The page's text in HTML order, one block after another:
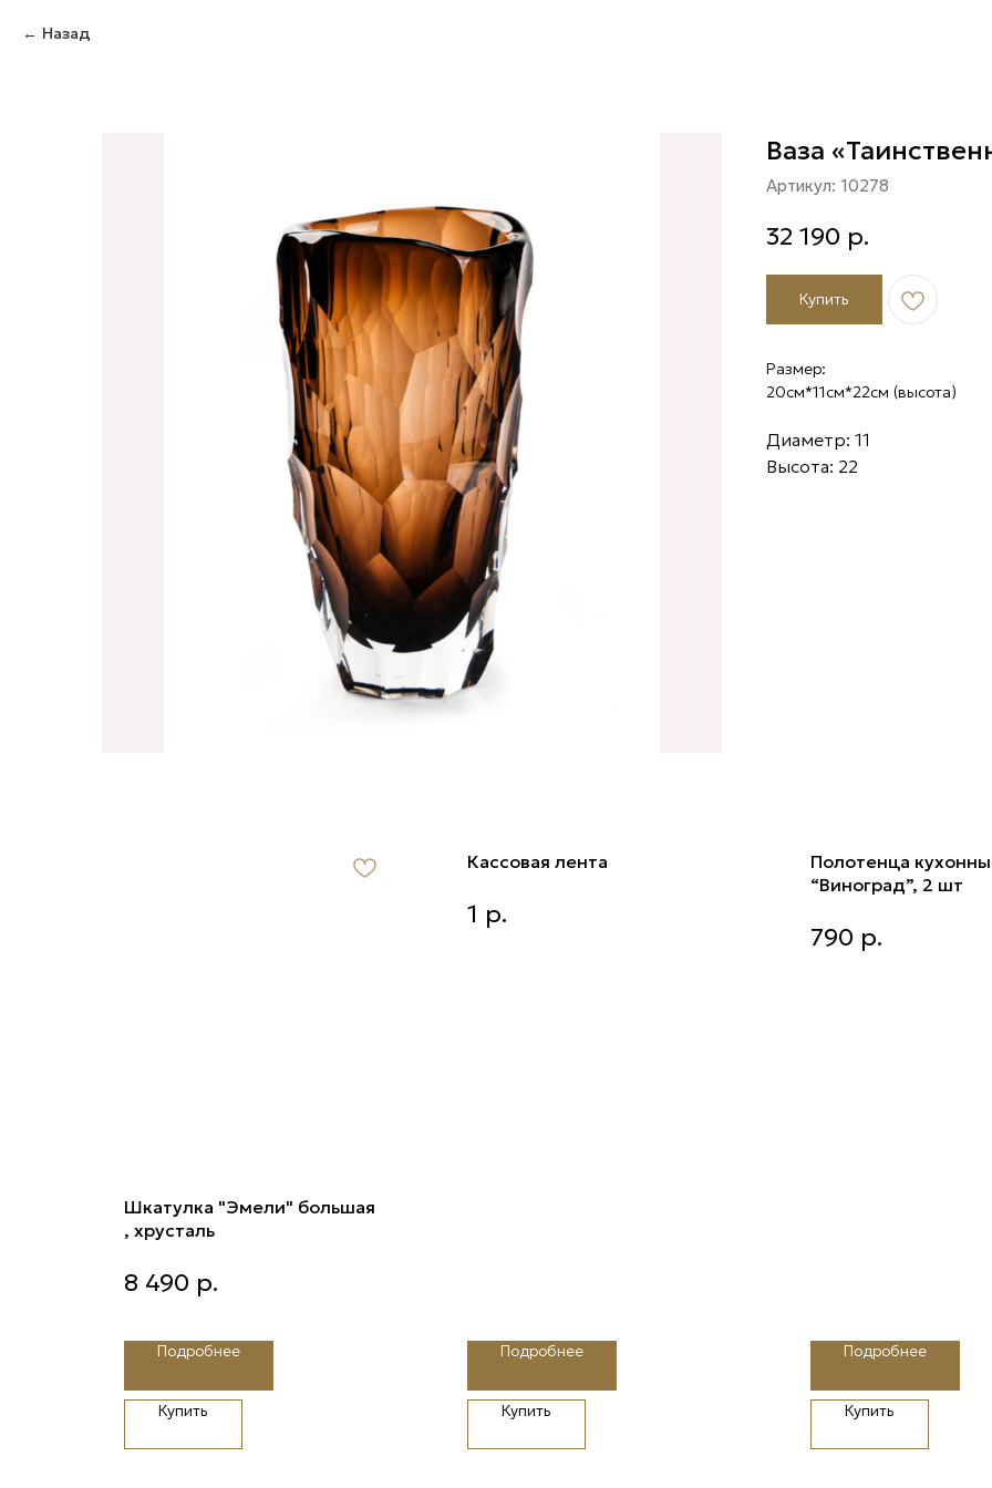
Назад
Ваза
Артикул: 10278
32 190 р.
Купить
Размер:
20см*11см*22см (высота)
Диаметр: 11
Высота: 22
Шкатулка "Эмели" большая
, хрусталь
хрусталь
8 490 р.
Подробнее
Купить
Кассовая лента
1 р.
Подробнее
Купить
Полотенца
“Виноград”, 2 шт
2 шт
790 р.
Подробнее
Купить